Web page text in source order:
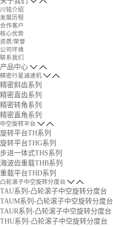
川铭介绍
发展历程
合作客户
核心优势
资质/荣誉
公司环境
联系我们
产品中心
精密行星减速机
精密斜齿系列
精密直齿系列
精密转角系列
精密直角系列
中空旋转平台
旋转平台TH系列
旋转平台THG系列
步进一体式THS系列
海波齿重载THB系列
重载平台THD系列
凸轮滚子中空旋转分度台
TAU系列-凸轮滚子中空旋转分度台
TAUM系列-凸轮滚子中空旋转分度台
TAUR系列-凸轮滚子中空旋转分度台
THU系列-凸轮滚子中空旋转分度台